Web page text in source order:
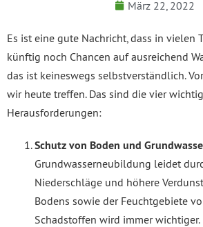
März 22, 2022
Es ist eine gute Nachricht, dass in vielen
künftig noch Chancen auf ausreichend
das ist keineswegs selbstverständlich.
wir heute treffen. Das sind die vier
Herausforderungen:
Schutz von Boden und
Grundwasserneubildung leidet
Niederschläge und höhere
Bodens sowie der Feuchtgebiete
Schadstoffen wird immer